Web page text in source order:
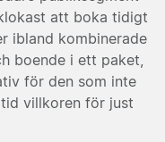
att boka tidigt
ibland kombinerade
boende i ett paket,
för den som inte
villkoren för just